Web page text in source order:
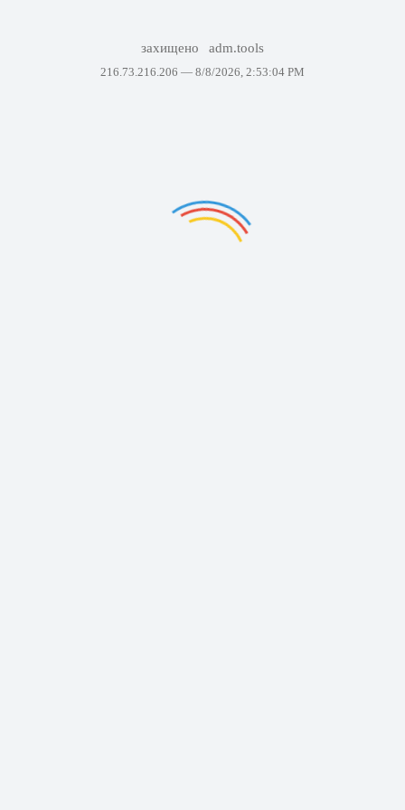
захищено adm.tools
216.73.216.206 — 8/8/2026, 2:53:04 PM